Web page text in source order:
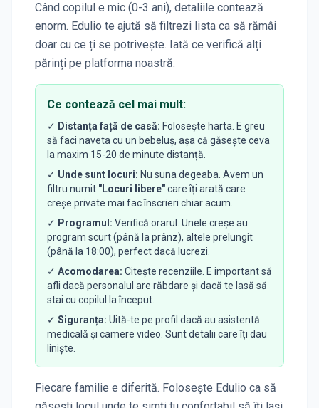
Când copilul e mic (0-3 ani), detaliile contează
enorm. Edulio te ajută să filtrezi lista ca să rămâi
doar cu ce ți se potrivește. Iată ce verifică alți
părinți pe platforma noastră:
Ce contează cel mai mult:
✓ Distanța față de casă: Folosește harta. E greu
să faci naveta cu un bebeluș, așa că găsește ceva
la maxim 15-20 de minute distanță.
✓ Unde sunt locuri: Nu suna degeaba. Avem un
filtru numit "Locuri libere"care îți arată care
creșe private mai fac înscrieri chiar acum.
✓ Programul: Verifică orarul. Unele creșe au
program scurt (până la prânz), altele prelungit
(până la 18:00), perfect dacă lucrezi.
✓ Acomodarea: Citește recenziile. E important să
afli dacă personalul are răbdare și dacă te lasă să
stai cu copilul la început.
✓ Siguranța: Uită-te pe profil dacă au asistentă
medicală și camere video. Sunt detalii care îți dau
liniște.
Fiecare familie e diferită. Folosește Edulio ca să